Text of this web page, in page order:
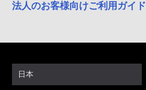
法人のお客様向けご利用ガイド
日本